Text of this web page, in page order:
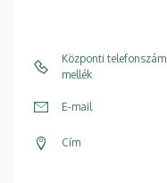
Központi telefonszám,
mellék
E-mail
Cím